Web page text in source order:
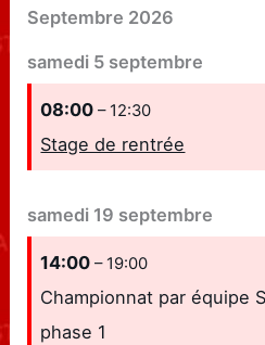
Septembre 2026
samedi 5 septembre
08:00– 12:30
Stage de rentrée
samedi 19 septembre
14:00– 19:00
Championnat par équipe
phase 1